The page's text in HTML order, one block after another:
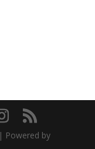
| Powered by